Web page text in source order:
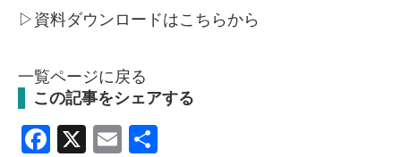
▷資料ダウンロードはこちらから
一覧ページに戻る
この記事をシェアする
Facebook
X Email